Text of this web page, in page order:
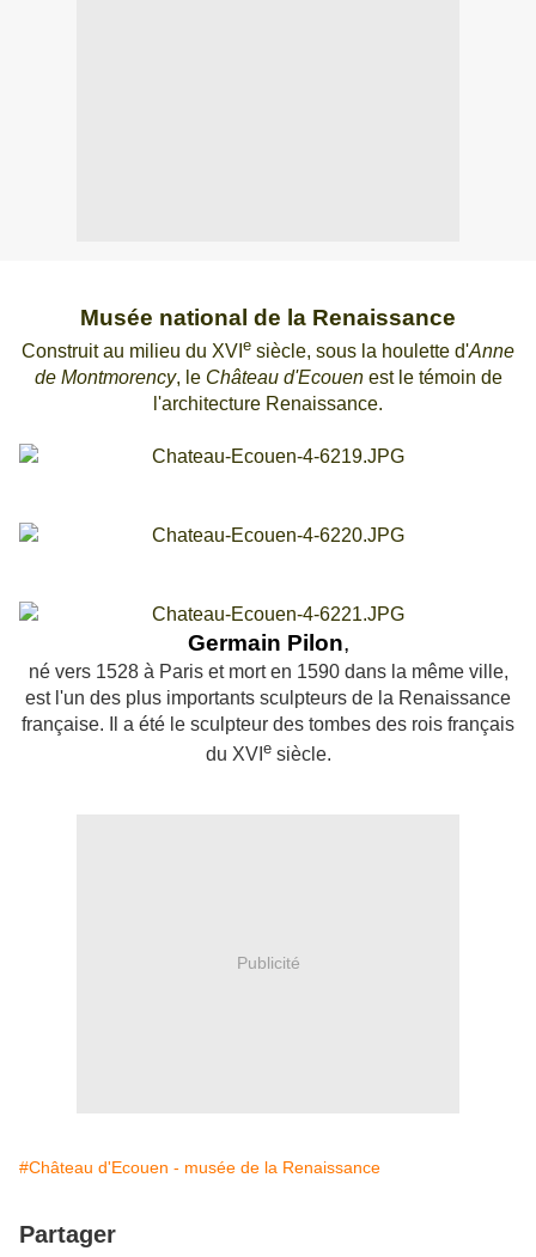
Musée national de la Renaissance
Construit au milieu du XVI e siècle, sous la houlette d'Anne
de Montmorency, le Château d'Ecouenest le témoin de
l'architecture Renaissance.
Germain Pilon,
né vers 1528 à Paris et mort en 1590 dans la même ville,
est l'un des plus importants sculpteurs de la Renaissance
française. Il a été le sculpteur des tombes des rois français
du XVI esiècle.
Publicité
#Château d'Ecouen - musée de la Renaissance
Partager